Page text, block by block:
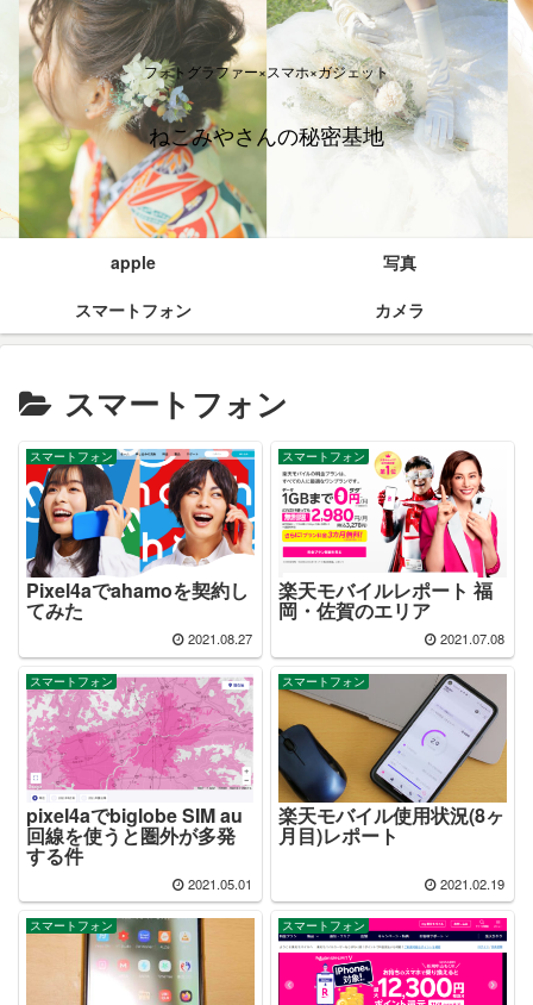
フォトグラファー×スマホ×ガジェット
ねこみやさんの秘密基地
apple
写真
スマートフォン
カメラ
スマートフォン
スマートフォン
Pixel4aでahamoを契約し
てみた
2021.08.27
スマートフォン
楽天モバイルレポート 福
岡・佐賀のエリア
2021.07.08
スマートフォン
pixel4aでbiglobe SIM au
回線を使うと圏外が多発
する件
2021.05.01
スマートフォン
楽天モバイル使用状況(8ヶ
月目)レポート
2021.02.19
スマートフォン スマートフォン